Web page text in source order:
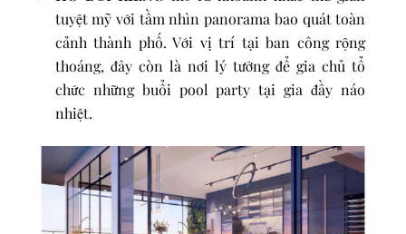
tuyệt mỹ với tầm nhìn panorama bao quát toàn
cảnh thành phố. Với vị trí tại ban công rộng
thoáng, đây còn là nơi lý tưởng để gia chủ tổ
chức những buổi pool party tại gia đầy náo
nhiệt.